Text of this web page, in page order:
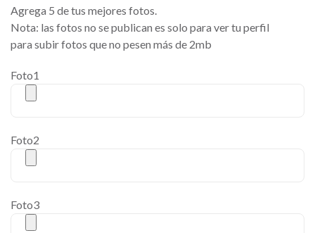
Agrega 5 de tus mejores fotos.
Nota: las fotos no se publican es solo para ver tu perfil
para subir fotos que no pesen más de 2mb
Foto1
Foto2
Foto3